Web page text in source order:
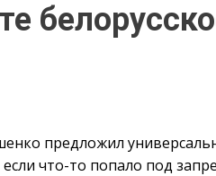
предложил
что-то попало под